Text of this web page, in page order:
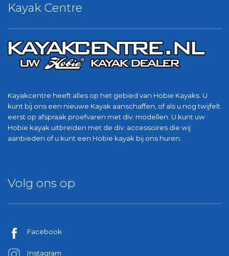
Kayak Centre
Kayakcentre heeft alles op het gebied van Hobie Kayaks. U
kunt bij ons een nieuwe Kayak aanschaffen, of als u nog twijfelt
eerst op afspraak proefvaren met div. modellen. U kunt uw
Hobie kayak uitbreiden met de div. accessoires die wij
aanbieden of u kunt een Hobie kayak bij ons huren.
Volg ons op
Facebook
Instagram